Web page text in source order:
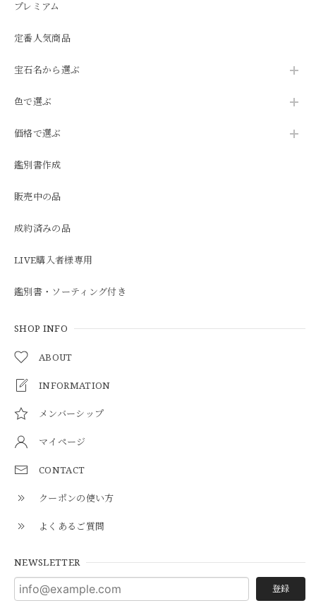
プレミアム
定番人気商品
宝石名から選ぶ
色で選ぶ
価格で選ぶ
鑑別書作成
販売中の品
成約済みの品
LIVE購入者様専用
鑑別書・ソーティング付き
SHOP INFO
ABOUT
INFORMATION
メンバーシップ
マイページ
CONTACT
クーポンの使い方
よくあるご質問
NEWSLETTER
登録